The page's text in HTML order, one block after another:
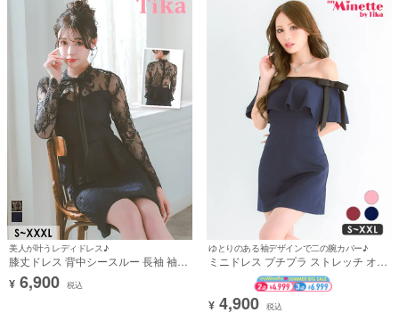
美人が叶うレディドレス♪
膝丈ドレス 背中シースルー 長袖 袖あ
り ペプラム ネックリボン レース 同伴
お腹カバー 二の腕カバー XL XXL 大
¥ 6,900 税込
ゆとりのある袖デザインで二の腕カバー♪
ミニドレス プチプラ ストレッチ オフ
ショルダー 新人 背中魅せ 胸元カバー
二の腕カバー 低身長 タイト ネイビー
XXL キャバドレス (みのり着用) [th-
md11017]
¥ 4,900 税込